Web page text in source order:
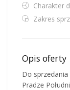
Charakter
Zakres
Opis oferty
Do
Pradze